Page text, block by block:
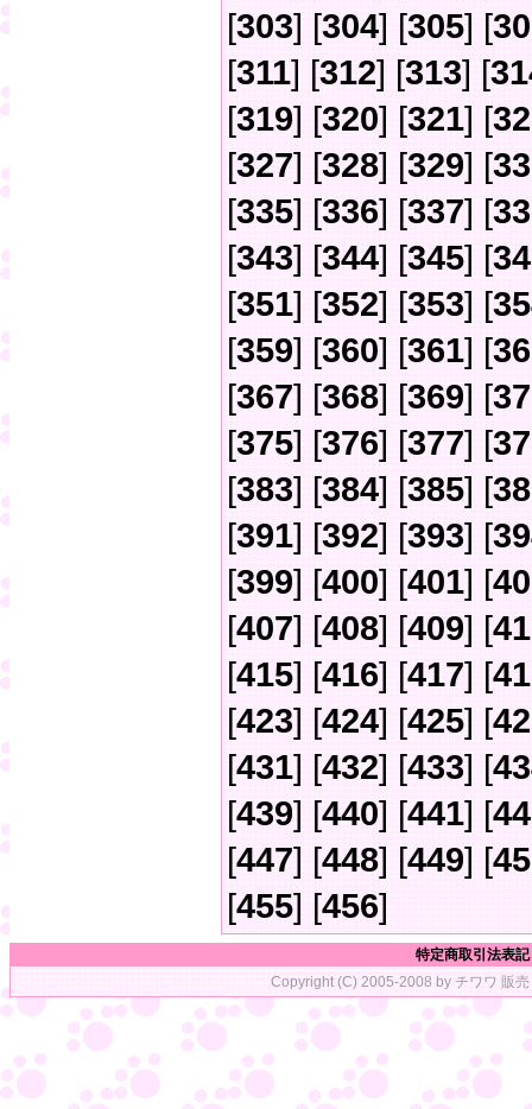
[303] [304] [305] [
[311] [312] [313] [
[319] [320] [321] [
[327] [328] [329] [
[335] [336] [337] [
[343] [344] [345] [
[351] [352] [353] [
[359] [360] [361] [
[367] [368] [369] [
[375] [376] [377] [
[383] [384] [385] [
[391] [392] [393] [
[399] [400] [401] [
[407] [408] [409] [
[415] [416] [417] [
[423] [424] [425] [
[431] [432] [433] [
[439] [440] [441] [
[447] [448] [449] [
[455] [456]
特定商取引法表記
Copyright (C) 2005-2008 by チワワ 販